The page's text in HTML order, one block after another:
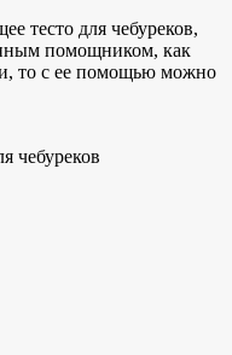
тесто для чебуреков,
помощником, как
то с ее помощью можно
чебуреков